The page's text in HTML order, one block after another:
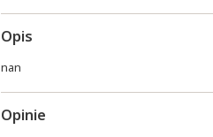
Opis
nan
Opinie